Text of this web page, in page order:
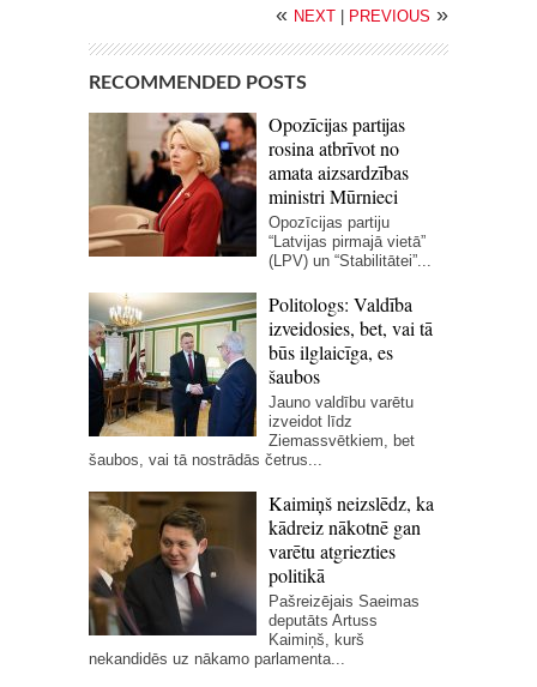
« NEXT PREVIOUS »
RECOMMENDED POSTS
Opozīcijas partijas
rosina atbrīvot no
amata aizsardzības
ministri Mūrnieci
Opozīcijas partiju
“Latvijas pirmajā vietā”
(LPV) un “Stabilitātei”...
Politologs: Valdība
izveidosies, bet, vai tā
būs ilglaicīga, es
šaubos
Jauno valdību varētu
izveidot līdz
Ziemassvētkiem, bet
šaubos, vai tā nostrādās četrus...
Kaimiņš neizslēdz, ka
kādreiz nākotnē gan
varētu atgriezties
politikā
Pašreizējais Saeimas
deputāts Artuss
Kaimiņš, kurš
nekandidēs uz nākamo parlamenta...